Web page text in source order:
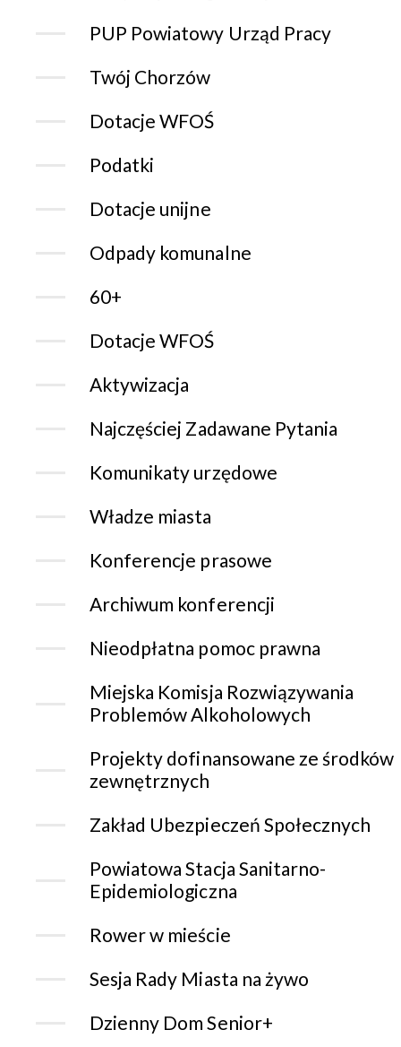
PUP Powiatowy Urząd Pracy
Twój Chorzów
Dotacje WFOŚ
Podatki
Dotacje unijne
Odpady komunalne
60+
Dotacje WFOŚ
Aktywizacja
Najczęściej Zadawane Pytania
Komunikaty urzędowe
Władze miasta
Konferencje prasowe
Archiwum konferencji
Nieodpłatna pomoc prawna
Miejska Komisja Rozwiązywania
Problemów Alkoholowych
Projekty dofinansowane ze środków
zewnętrznych
Zakład Ubezpieczeń Społecznych
Powiatowa Stacja Sanitarno-
Epidemiologiczna
Rower w mieście
Sesja Rady Miasta na żywo
Dzienny Dom Senior+